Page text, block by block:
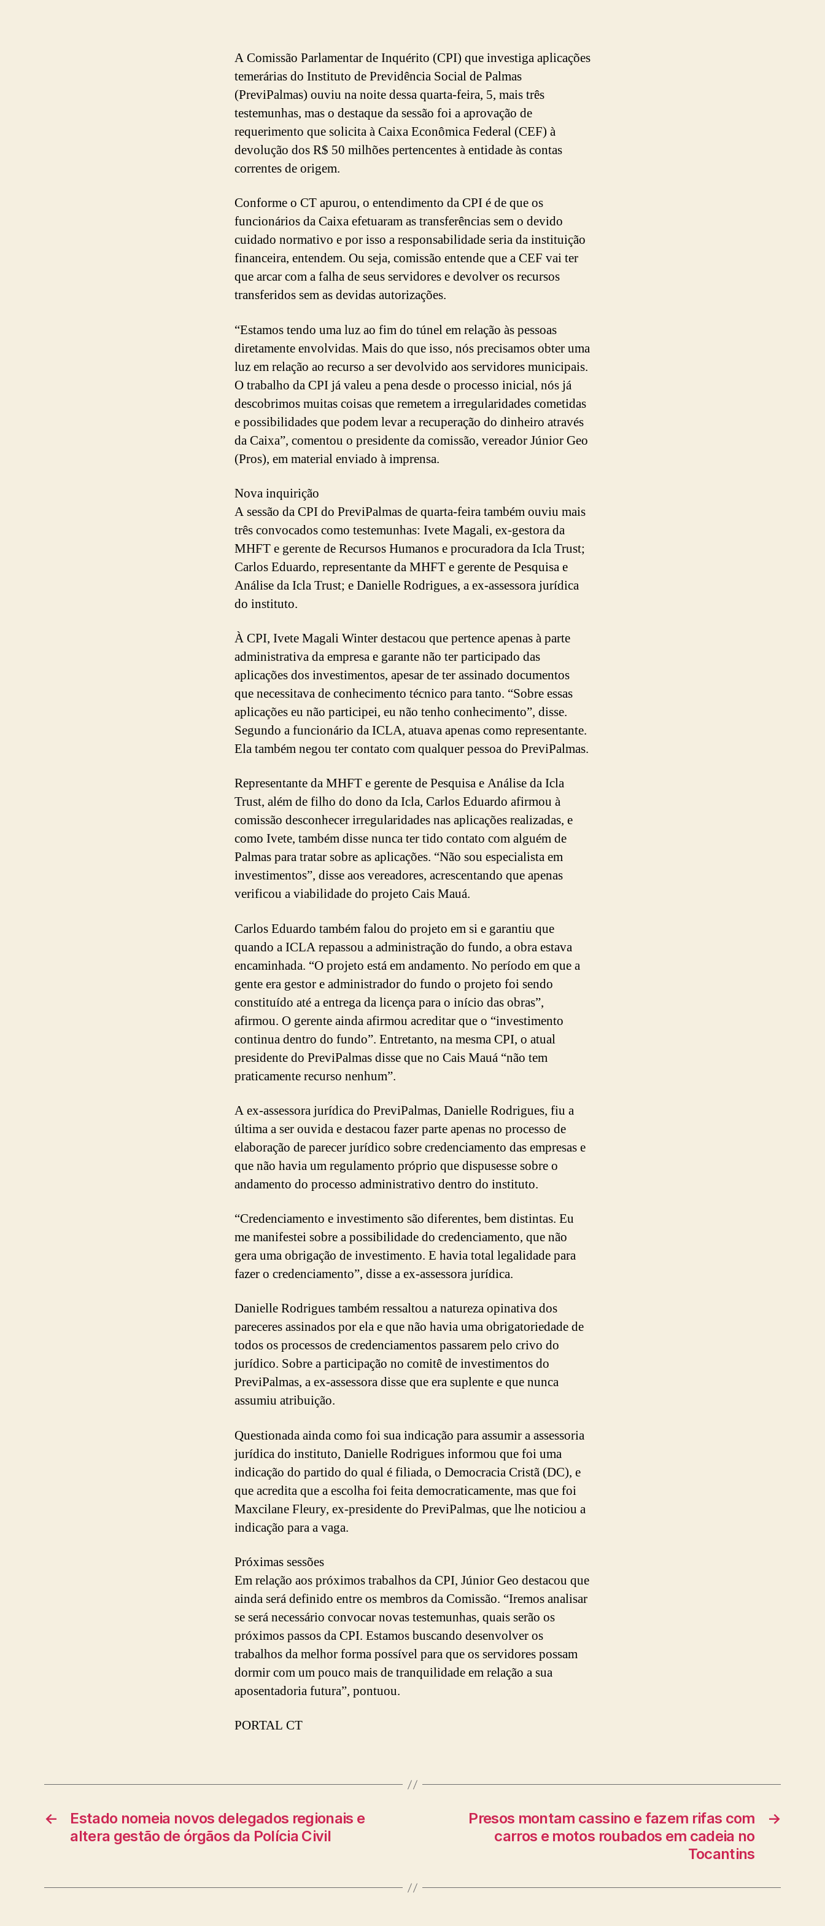
A Comissão Parlamentar de Inquérito (CPI) que investiga aplicações
temerárias do Instituto de Previdência Social de Palmas
(PreviPalmas) ouviu na noite dessa quarta-feira, 5, mais três
testemunhas, mas o destaque da sessão foi a aprovação de
requerimento que solicita à Caixa Econômica Federal (CEF) à
devolução dos R$ 50 milhões pertencentes à entidade às contas
correntes de origem.
Conforme o CT apurou, o entendimento da CPI é de que os
funcionários da Caixa efetuaram as transferências sem o devido
cuidado normativo e por isso a responsabilidade seria da instituição
financeira, entendem. Ou seja, comissão entende que a CEF vai ter
que arcar com a falha de seus servidores e devolver os recursos
transferidos sem as devidas autorizações.
“Estamos tendo uma luz ao fim do túnel em relação às pessoas
diretamente envolvidas. Mais do que isso, nós precisamos obter uma
luz em relação ao recurso a ser devolvido aos servidores municipais.
O trabalho da CPI já valeu a pena desde o processo inicial, nós já
descobrimos muitas coisas que remetem a irregularidades cometidas
e possibilidades que podem levar a recuperação do dinheiro através
da Caixa”, comentou o presidente da comissão, vereador Júnior Geo
(Pros), em material enviado à imprensa.
Nova inquirição
A sessão da CPI do PreviPalmas de quarta-feira também ouviu mais
três convocados como testemunhas: Ivete Magali, ex-gestora da
MHFT e gerente de Recursos Humanos e procuradora da Icla Trust;
Carlos Eduardo, representante da MHFT e gerente de Pesquisa e
Análise da Icla Trust; e Danielle Rodrigues, a ex-assessora jurídica
do instituto.
À CPI, Ivete Magali Winter destacou que pertence apenas à parte
administrativa da empresa e garante não ter participado das
aplicações dos investimentos, apesar de ter assinado documentos
que necessitava de conhecimento técnico para tanto. “Sobre essas
aplicações eu não participei, eu não tenho conhecimento”, disse.
Segundo a funcionário da ICLA, atuava apenas como representante.
Ela também negou ter contato com qualquer pessoa do PreviPalmas.
Representante da MHFT e gerente de Pesquisa e Análise da Icla
Trust, além de filho do dono da Icla, Carlos Eduardo afirmou à
comissão desconhecer irregularidades nas aplicações realizadas, e
como Ivete, também disse nunca ter tido contato com alguém de
Palmas para tratar sobre as aplicações. “Não sou especialista em
investimentos”, disse aos vereadores, acrescentando que apenas
verificou a viabilidade do projeto Cais Mauá.
Carlos Eduardo também falou do projeto em si e garantiu que
quando a ICLA repassou a administração do fundo, a obra estava
encaminhada. “O projeto está em andamento. No período em que a
gente era gestor e administrador do fundo o projeto foi sendo
constituído até a entrega da licença para o início das obras”,
afirmou. O gerente ainda afirmou acreditar que o “investimento
continua dentro do fundo”. Entretanto, na mesma CPI, o atual
presidente do PreviPalmas disse que no Cais Mauá “não tem
praticamente recurso nenhum”.
A ex-assessora jurídica do PreviPalmas, Danielle Rodrigues, fiu a
última a ser ouvida e destacou fazer parte apenas no processo de
elaboração de parecer jurídico sobre credenciamento das empresas e
que não havia um regulamento próprio que dispusesse sobre o
andamento do processo administrativo dentro do instituto.
“Credenciamento e investimento são diferentes, bem distintas. Eu
me manifestei sobre a possibilidade do credenciamento, que não
gera uma obrigação de investimento. E havia total legalidade para
fazer o credenciamento”, disse a ex-assessora jurídica.
Danielle Rodrigues também ressaltou a natureza opinativa dos
pareceres assinados por ela e que não havia uma obrigatoriedade de
todos os processos de credenciamentos passarem pelo crivo do
jurídico. Sobre a participação no comitê de investimentos do
PreviPalmas, a ex-assessora disse que era suplente e que nunca
assumiu atribuição.
Questionada ainda como foi sua indicação para assumir a assessoria
jurídica do instituto, Danielle Rodrigues informou que foi uma
indicação do partido do qual é filiada, o Democracia Cristã (DC), e
que acredita que a escolha foi feita democraticamente, mas que foi
Maxcilane Fleury, ex-presidente do PreviPalmas, que lhe noticiou a
indicação para a vaga.
Próximas sessões
Em relação aos próximos trabalhos da CPI, Júnior Geo destacou que
ainda será definido entre os membros da Comissão. “Iremos analisar
se será necessário convocar novas testemunhas, quais serão os
próximos passos da CPI. Estamos buscando desenvolver os
trabalhos da melhor forma possível para que os servidores possam
dormir com um pouco mais de tranquilidade em relação a sua
aposentadoria futura”, pontuou.
PORTAL CT
←
Estado nomeia novos delegados regionais e
altera gestão de órgãos da Polícia Civil
→
Presos montam cassino e fazem rifas com
carros e motos roubados em cadeia no
Tocantins